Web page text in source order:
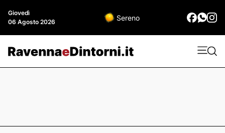
Giovedì
06 Agosto 2026
Sereno